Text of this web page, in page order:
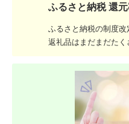
ふるさと納税 還
ふるさと納税の制度改
返礼品はまだまだたく